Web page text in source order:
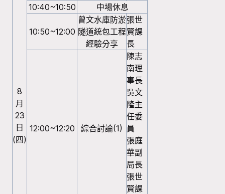
8
月
23
日
(四)
10:40~10:50
中場休息
10:50~12:00
曾文水庫防淤
隧道統包工程
經驗分享
張世
賢課
長
12:00~12:20 綜合討論(1)
陳志
南理
事長
吳文
隆主
任委
員
張庭
華副
局長
張世
賢課